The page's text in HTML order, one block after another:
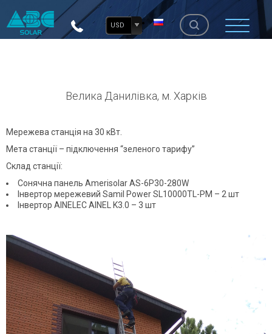
USD
Велика Данилівка, м. Харків
Мережева станція на 30 кВт.
Мета станції – підключення “зеленого тарифу”
Склад станції:
Сонячна панель Amerisolar AS-6P30-280W
Інвертор мережевий Samil Power SL10000TL-PM – 2 шт
Інвертор AINELEC AINEL K3.0 – 3 шт